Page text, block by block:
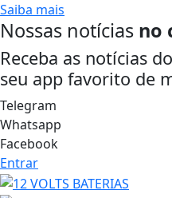
Saiba mais
Nossas notícias no
Receba as notícias
seu app favorito de
Telegram
Whatsapp
Facebook
Entrar